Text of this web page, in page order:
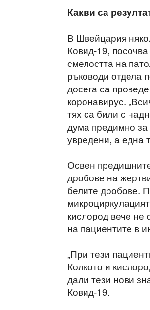
Какви са
В Швейцария
Ковид-19,
смелостта на
ръководи отдела
досега са
коронавирус.
тях са били с
дума предимно
увредени, а една
Освен
дробове на
белите дробове.
кислород вече не
на пациентите в
„При тези
Колкото и
дали тези нови
Ковид-19.